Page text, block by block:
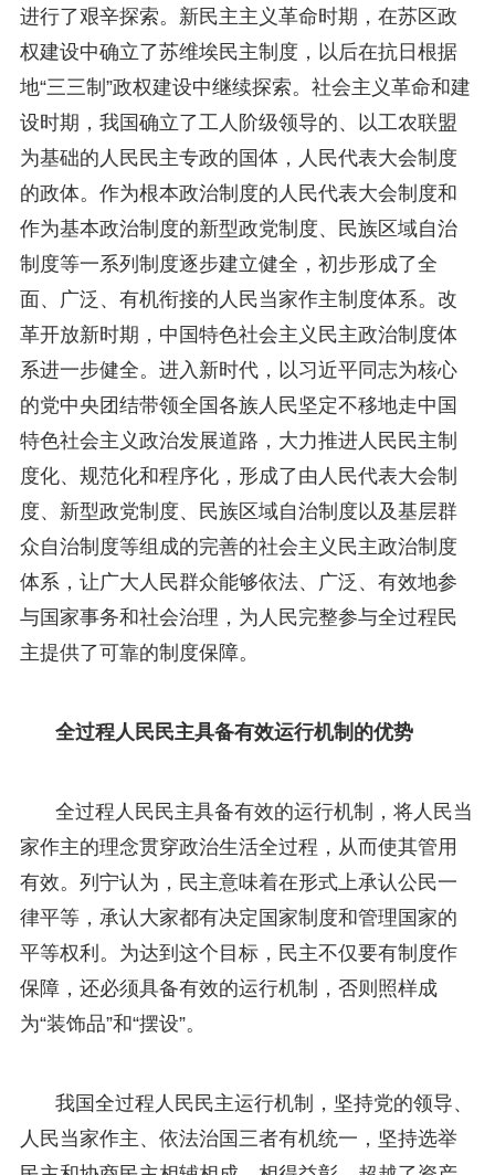
进行了艰辛探索。新民主主义革命时期，在苏区政
权建设中确立了苏维埃民主制度，以后在抗日根据
地“三三制”政权建设中继续探索。社会主义革命和建
设时期，我国确立了工人阶级领导的、以工农联盟
为基础的人民民主专政的国体，人民代表大会制度
的政体。作为根本政治制度的人民代表大会制度和
作为基本政治制度的新型政党制度、民族区域自治
制度等一系列制度逐步建立健全，初步形成了全
面、广泛、有机衔接的人民当家作主制度体系。改
革开放新时期，中国特色社会主义民主政治制度体
系进一步健全。进入新时代，以习近平同志为核心
的党中央团结带领全国各族人民坚定不移地走中国
特色社会主义政治发展道路，大力推进人民民主制
度化、规范化和程序化，形成了由人民代表大会制
度、新型政党制度、民族区域自治制度以及基层群
众自治制度等组成的完善的社会主义民主政治制度
体系，让广大人民群众能够依法、广泛、有效地参
与国家事务和社会治理，为人民完整参与全过程民
主提供了可靠的制度保障。
全过程人民民主具备有效运行机制的优势
全过程人民民主具备有效的运行机制，将人民当
家作主的理念贯穿政治生活全过程，从而使其管用
有效。列宁认为，民主意味着在形式上承认公民一
律平等，承认大家都有决定国家制度和管理国家的
平等权利。为达到这个目标，民主不仅要有制度作
保障，还必须具备有效的运行机制，否则照样成
为“装饰品”和“摆设”。
我国全过程人民民主运行机制，坚持党的领导、
人民当家作主、依法治国三者有机统一，坚持选举